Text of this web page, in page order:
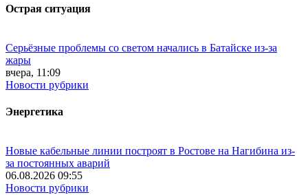
Острая ситуация
Серьёзные проблемы со светом начались в Батайске из-за
жары
вчера, 11:09
Новости рубрики
Энергетика
Новые кабельные линии построят в Ростове на Нагибина из-
за постоянных аварий
06.08.2026 09:55
Новости рубрики